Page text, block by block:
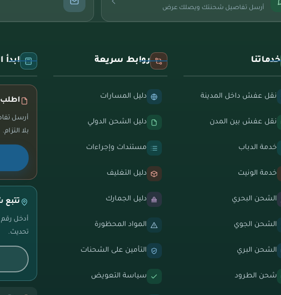
أرسل تفاصيل شحنتك ويصلك عرض
خدماتنا
نقل عفش داخل المدينة
نقل عفش بين المدن
خدمة الدباب
خدمة الونيت
الشحن البحري
الشحن الجوي
الشحن البري
شحن الطرود
روابط سريعة
دليل المسارات
دليل الشحن الدولي
مستندات وإجراءات
دليل التغليف
دليل الجمارك
المواد المحظورة
التأمين على الشحنات
سياسة التعويض
ابدأ
أرسل
بلا التزام.
أدخل رقم
تحديث.